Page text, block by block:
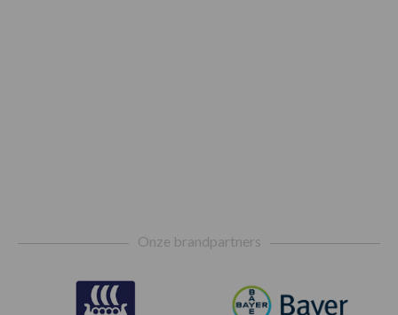
Onze brandpartners